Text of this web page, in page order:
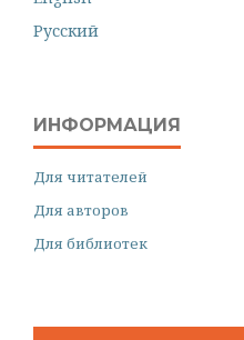
Русский
ИНФОРМАЦИЯ
Для читателей
Для авторов
Для библиотек